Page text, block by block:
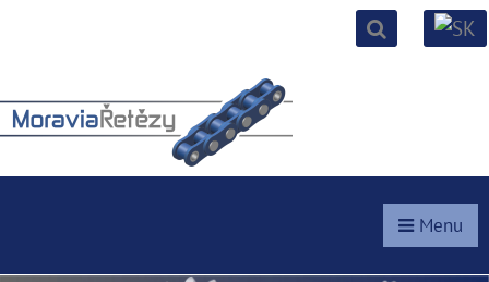
Menu